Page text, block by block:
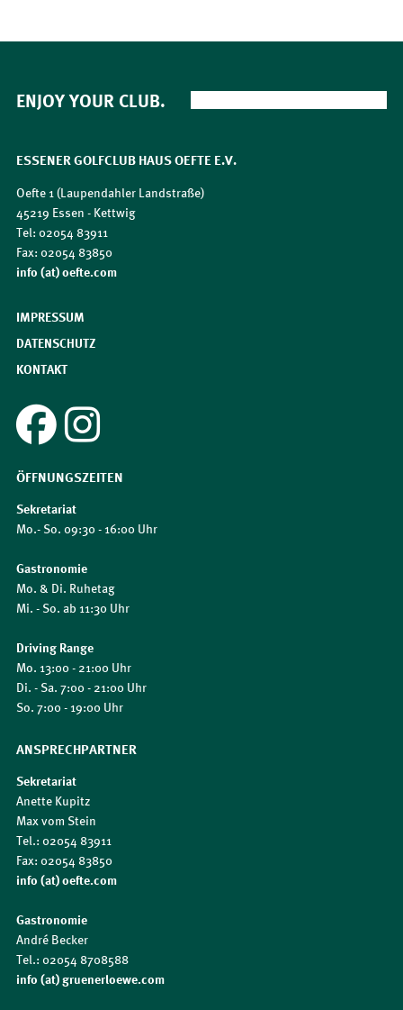
ENJOY YOUR CLUB.
ESSENER GOLFCLUB HAUS OEFTE E.V.
Oefte 1 (Laupendahler Landstraße)
45219 Essen - Kettwig
Tel: 02054 83911
Fax: 02054 83850
​​​​​​​info (at) oefte.com
IMPRESSUM
DATENSCHUTZ
KONTAKT
ÖFFNUNGSZEITEN
Sekretariat
Mo.- So. 09:30 - 16:00 Uhr
Gastronomie
Mo. & Di. Ruhetag
Mi. - So. ab 11:30 Uhr
Driving Range
Mo. 13:00 - 21:00 Uhr
Di. - Sa. 7:00 - 21:00 Uhr
So. 7:00 - 19:00 Uhr
ANSPRECHPARTNER
Sekretariat
Anette Kupitz
Max vom Stein
Tel.: 02054 83911
Fax: 02054 83850
info (at) oefte.com
Gastronomie
André Becker
Tel.: 02054 8708588
info (at) gruenerloewe.com